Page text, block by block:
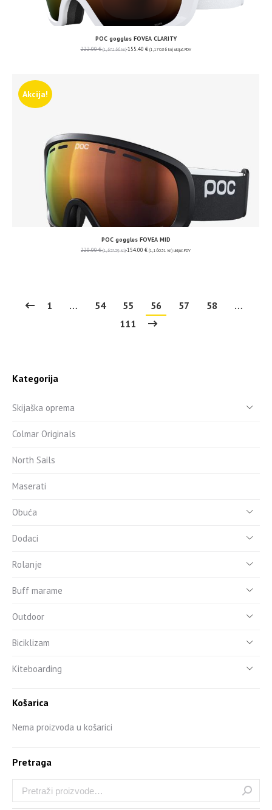
POC goggles FOVEA CLARITY
222.00€ (1,672.66 kn) 155.40 € (1,170.86 kn) uključ. PDV
Akcija!
POC goggles FOVEA MID
220.00€ (1,657.59 kn) 154.00 € (1,160.31 kn) uključ. PDV
1 … 54 55 56 57 58
…
111
Kategorija
Skijaška oprema
Colmar Originals
North Sails
Maserati
Obuća
Dodaci
Rolanje
Buff marame
Outdoor
Biciklizam
Kiteboarding
Košarica
Nema proizvoda u košarici
Pretraga